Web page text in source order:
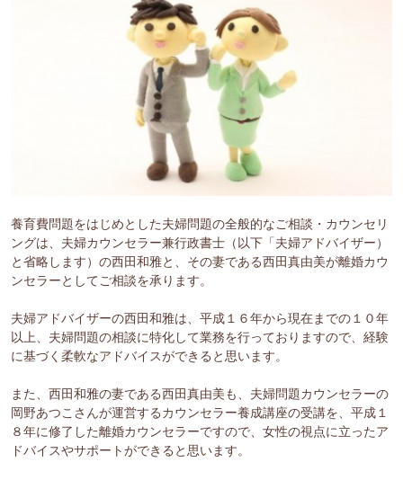
養育費問題をはじめとした夫婦問題の全般的なご相談・カウンセリ
ングは、夫婦カウンセラー兼行政書士（以下「夫婦アドバイザー）
と省略します）の西田和雅と、その妻である西田真由美が離婚カウ
ンセラーとしてご相談を承ります。
夫婦アドバイザーの西田和雅は、平成１６年から現在までの１０年
以上、夫婦問題の相談に特化して業務を行っておりますので、経験
に基づく柔軟なアドバイスができると思います。
また、西田和雅の妻である西田真由美も、夫婦問題カウンセラーの
岡野あつこさんが運営するカウンセラー養成講座の受講を、平成１
８年に修了した離婚カウンセラーですので、女性の視点に立ったア
ドバイスやサポートができると思います。